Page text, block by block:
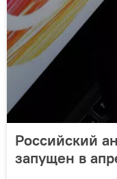
Российский
запущен в